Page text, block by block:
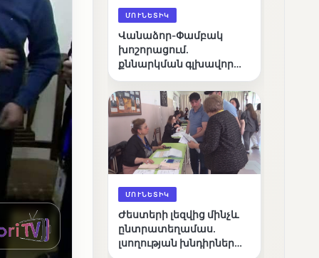
ՄՈՒՆԵՏԻԿ
Վանաձոր-Փամբակ
խոշորացում.
քննարկման գլխավոր
կառավարո՞ւմ, թե՞
քաղաքական նպատակ
ՄՈՒՆԵՏԻԿ
Ժեստերի լեզվից մինչև
ընտրատեղամաս.
լսողության խնդիրներ